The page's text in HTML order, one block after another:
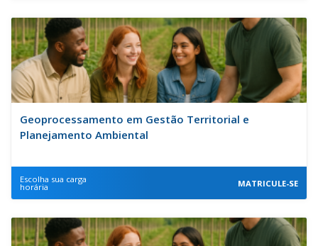
Geoprocessamento em Gestão Territorial e
Planejamento Ambiental
Escolha sua carga
horária MATRICULE-SE